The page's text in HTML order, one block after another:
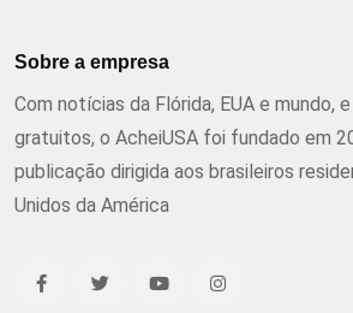
Sobre a empresa
Com notícias da Flórida, EUA e mundo,
gratuitos, o AcheiUSA foi fundado em
publicação dirigida aos brasileiros
Unidos da América